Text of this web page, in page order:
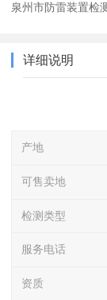
泉州市防雷装置检
详细说明
产地
可售卖地
检测类型
服务电话
资质